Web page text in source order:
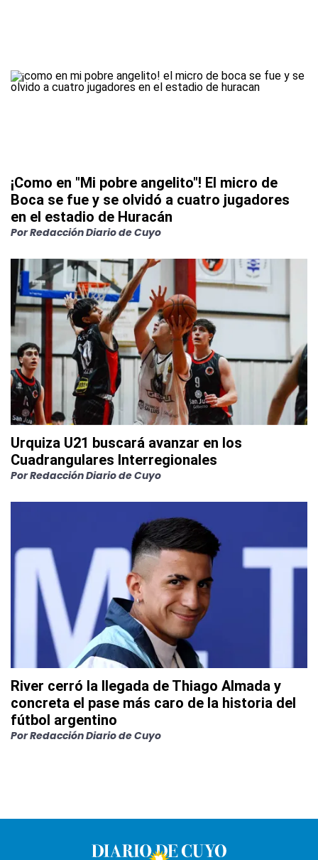
¡Como en "Mi pobre angelito"! El micro de
Boca se fue y se olvidó a cuatro jugadores
en el estadio de Huracán
PorRedacción Diario de Cuyo
Urquiza U21 buscará avanzar en los
Cuadrangulares Interregionales
PorRedacción Diario de Cuyo
River cerró la llegada de Thiago Almada y
concreta el pase más caro de la historia del
fútbol argentino
PorRedacción Diario de Cuyo